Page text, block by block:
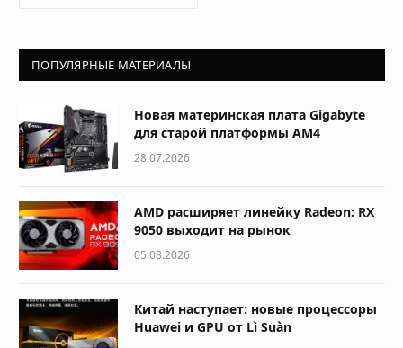
ПОПУЛЯРНЫЕ МАТЕРИАЛЫ
Новая материнская плата Gigabyte
для старой платформы AM4
28.07.2026
AMD расширяет линейку Radeon: RX
9050 выходит на рынок
05.08.2026
Китай наступает: новые процессоры
Huawei и GPU от Lì Suàn